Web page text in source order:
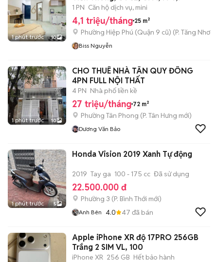
1 phút trước 10
1 PN Căn hộ dịch vụ, mini
4,1 triệu/tháng 25 m²
Phường Hiệp Phú (Quận 9 cũ) (P. Tăng Nhơn
Biss Nguyễn
1 phút trước 10
CHO THUÊ NHÀ TÂN QUY ĐÔNG
4PN FULL NỘI THẤT
4 PN Nhà phố liền kề
27 triệu/tháng 72 m²
Phường Tân Phong (P. Tân Hưng mới)
Dương Văn Bảo
1 phút trước 5
Honda Vision 2019 Xanh Tự động
2019 Tay ga 100 - 175 cc Đã sử dụng
22.500.000 đ
Phường 3 (P. Bình Thới mới)
Anh Bên 4.0 47 đã bán
Apple iPhone XR độ 17PRO 256GB
Trắng 2 SIM VL, 100
iPhone XR 256 GB Hết bảo hành